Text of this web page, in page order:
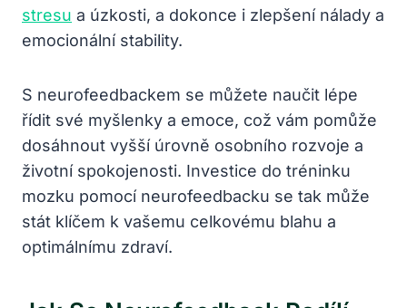
stresu ⁤a ⁤úzkosti, a dokonce i ​zlepšení ⁤nálady a
emocionální stability.
S neurofeedbackem se můžete⁤ naučit lépe
řídit své myšlenky a emoce, což vám⁢ pomůže
dosáhnout vyšší úrovně osobního rozvoje a ​
životní ‍spokojenosti.‌ Investice⁣ do tréninku
mozku pomocí neurofeedbacku se‍ tak může
stát klíčem k vašemu celkovému blahu a
optimálnímu zdraví.